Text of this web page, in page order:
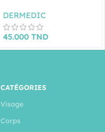
DERMEDIC
45.000 TND
CATÉGORIES
Visage
Corps